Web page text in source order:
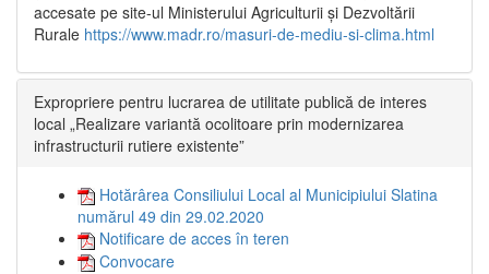
accesate pe site-ul Ministerului Agriculturii și Dezvoltării
Rurale https://www.madr.ro/masuri-de-mediu-si-clima.html
Expropriere pentru lucrarea de utilitate publică de interes
local „Realizare variantă ocolitoare prin modernizarea
infrastructurii rutiere existente”
Hotărârea Consiliului Local al Municipiului Slatina
numărul 49 din 29.02.2020
Notificare de acces în teren
Convocare